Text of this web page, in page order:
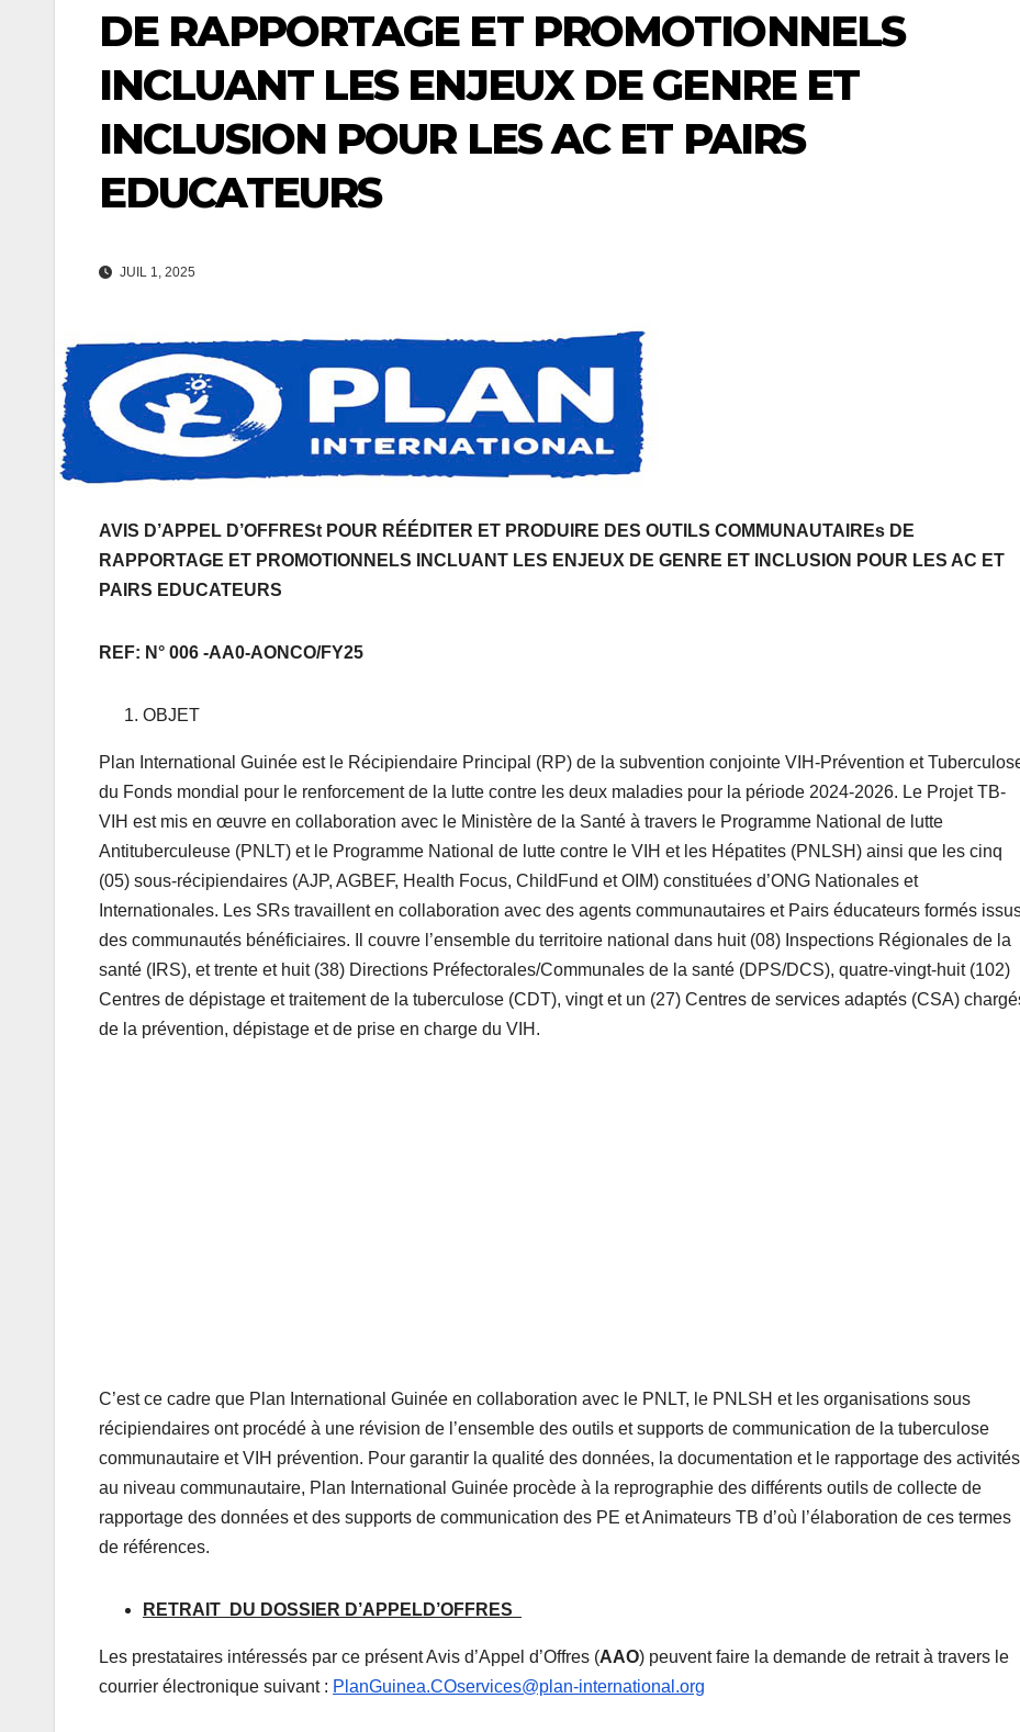
DE RAPPORTAGE ET PROMOTIONNELS
INCLUANT LES ENJEUX DE GENRE ET
INCLUSION POUR LES AC ET PAIRS
EDUCATEURS
JUIL 1, 2025
AVIS D’APPEL D’OFFRESt POUR RÉÉDITER ET PRODUIRE DES OUTILS COMMUNAUTAIREs DE
RAPPORTAGE ET PROMOTIONNELS INCLUANT LES ENJEUX DE GENRE ET INCLUSION POUR LES AC ET
PAIRS EDUCATEURS
REF: N° 006 -AA0-AONCO/FY25
OBJET
Plan International Guinée est le Récipiendaire Principal (RP) de la subvention conjointe VIH-Prévention et
du Fonds mondial pour le renforcement de la lutte contre les deux maladies pour la période 2024-2026. Le Projet TB-
VIH est mis en œuvre en collaboration avec le Ministère de la Santé à travers le Programme National de lutte
Antituberculeuse (PNLT) et le Programme National de lutte contre le VIH et les Hépatites (PNLSH) ainsi que les cinq
(05) sous-récipiendaires (AJP, AGBEF, Health Focus, ChildFund et OIM) constituées d’ONG Nationales et
Internationales. Les SRs travaillent en collaboration avec des agents communautaires et Pairs éducateurs formés
des communautés bénéficiaires. Il couvre l’ensemble du territoire national dans huit (08) Inspections Régionales de la
santé (IRS), et trente et huit (38) Directions Préfectorales/Communales de la santé (DPS/DCS), quatre-vingt-huit (102)
Centres de dépistage et traitement de la tuberculose (CDT), vingt et un (27) Centres de services adaptés (CSA)
de la prévention, dépistage et de prise en charge du VIH.
C’est ce cadre que Plan International Guinée en collaboration avec le PNLT, le PNLSH et les organisations sous
récipiendaires ont procédé à une révision de l’ensemble des outils et supports de communication de la tuberculose
communautaire et VIH prévention. Pour garantir la qualité des données, la documentation et le rapportage des activités
au niveau communautaire, Plan International Guinée procède à la reprographie des différents outils de collecte de
rapportage des données et des supports de communication des PE et Animateurs TB d’où l’élaboration de ces termes
de références.
RETRAIT DU DOSSIER D’APPELD’OFFRES
Les prestataires intéressés par ce présent Avis d’Appel d’Offres (AAO) peuvent faire la demande de retrait à travers le
courrier électronique suivant : PlanGuinea.COservices@plan-international.org